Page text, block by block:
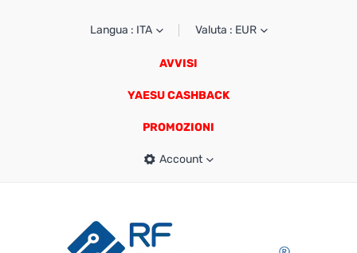
Langua : ITA Valuta : EUR
AVVISI
YAESU CASHBACK
PROMOZIONI
Account